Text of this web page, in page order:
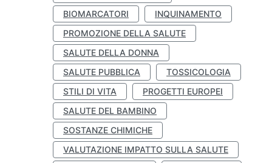
BIOMARCATORI
INQUINAMENTO
PROMOZIONE DELLA SALUTE
SALUTE DELLA DONNA
SALUTE PUBBLICA
TOSSICOLOGIA
STILI DI VITA
PROGETTI EUROPEI
SALUTE DEL BAMBINO
SOSTANZE CHIMICHE
VALUTAZIONE IMPATTO SULLA SALUTE